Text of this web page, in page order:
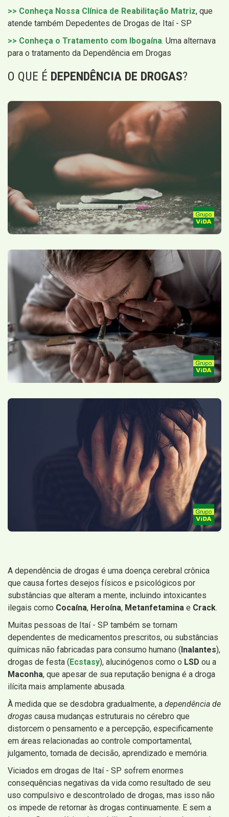
>> Conheça Nossa Clínica de Reabilitação Matriz, que
atende também Depedentes de Drogas de Itaí - SP
>> Conheça o Tratamento com Ibogaína. Uma alternava
para o tratamento da Dependência em Drogas
O QUE É DEPENDÊNCIA DE DROGAS?
A dependência de drogas é uma doença cerebral crônica
que causa fortes desejos físicos e psicológicos por
substâncias que alteram a mente, incluindo intoxicantes
ilegais como Cocaína, Heroína, Metanfetamina e Crack.
Muitas pessoas de Itaí - SP também se tornam
dependentes de medicamentos prescritos, ou substâncias
químicas não fabricadas para consumo humano (Inalantes),
drogas de festa (Ecstasy), alucinógenos como o LSD ou a
Maconha, que apesar de sua reputação benigna é a droga
ilícita mais amplamente abusada.
À medida que se desdobra gradualmente, a dependência de
drogas causa mudanças estruturais no cérebro que
distorcem o pensamento e a percepção, especificamente
em áreas relacionadas ao controle comportamental,
julgamento, tomada de decisão, aprendizado e memória.
Viciados em drogas de Itaí - SP sofrem enormes
consequências negativas da vida como resultado de seu
uso compulsivo e descontrolado de drogas, mas isso não
os impede de retornar às drogas continuamente. E sem a